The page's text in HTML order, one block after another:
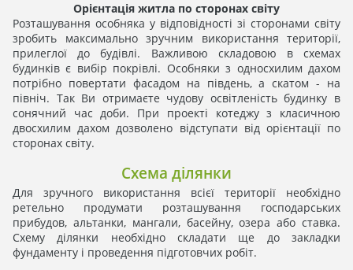
Орієнтація житла по сторонах світу
Розташування особняка у відповідності зі сторонами світу
зробить максимально зручним використання території,
прилеглої до будівлі. Важливою складовою в схемах
будинків є вибір покрівлі. Особняки з односхилим дахом
потрібно повертати фасадом на південь, а скатом - на
північ. Так Ви отримаєте чудову освітленість будинку в
сонячний час доби. При проекті котеджу з класичною
двосхилим дахом дозволено відступати від орієнтації по
сторонах світу.
Схема ділянки
Для зручного використання всієї території необхідно
ретельно продумати розташування господарських
прибудов, альтанки, мангали, басейну, озера або ставка.
Схему ділянки необхідно складати ще до закладки
фундаменту і проведення підготовчих робіт.